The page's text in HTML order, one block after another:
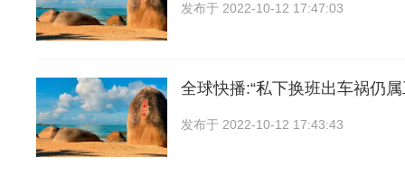
发布于 2022-10-12 17:47:03
全球快播:“私下换班出车祸仍属
发布于 2022-10-12 17:43:43